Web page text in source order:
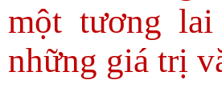
một tương
những giá trị